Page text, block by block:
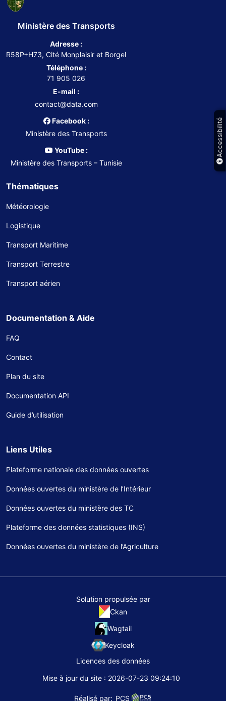
Accessibilité
Ministère des Transports
Adresse :
R58P+H73, Cité Monplaisir et Borgel
Téléphone :
71 905 026
E-mail :
contact@data.com
Facebook :
Ministère des Transports
YouTube :
Ministère des Transports – Tunisie
Thématiques
Météorologie
Logistique
Transport Maritime
Transport Terrestre
Transport aérien
Documentation & Aide
FAQ
Contact
Plan du site
Documentation API
Guide d’utilisation
Liens Utiles
Plateforme nationale des données ouvertes
Données ouvertes du ministère de l’Intérieur
Données ouvertes du ministère des TC
Plateforme des données statistiques (INS)
Données ouvertes du ministère de l’Agriculture
Solution propulsée par
Ckan
Wagtail
Keycloak
Licences des données
Mise à jour du site : 2026-07-23 09:24:10
Réalisé par: PCS